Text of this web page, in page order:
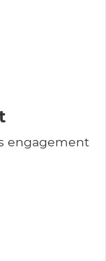
engagement